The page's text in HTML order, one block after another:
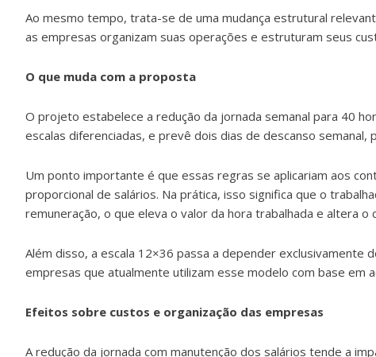
Ao mesmo tempo, trata-se de uma mudança estrutural
as empresas organizam suas operações e estruturam seus
O que muda com a proposta
O projeto estabelece a redução da jornada semanal para 40
escalas diferenciadas, e prevê dois dias de descanso
Um ponto importante é que essas regras se aplicariam aos
proporcional de salários. Na prática, isso significa que o
remuneração, o que eleva o valor da hora trabalhada e altera
Além disso, a escala 12×36 passa a depender exclusivamente
empresas que atualmente utilizam esse modelo com base em
Efeitos sobre custos e organização das empresas
A redução da jornada com manutenção dos salários tende a